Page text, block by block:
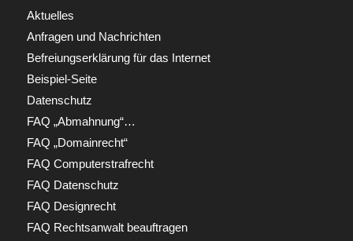
Aktuelles
Anfragen und Nachrichten
Befreiungserklärung für das Internet
Beispiel-Seite
Datenschutz
FAQ „Abmahnung“…
FAQ „Domainrecht“
FAQ Computerstrafrecht
FAQ Datenschutz
FAQ Designrecht
FAQ Rechtsanwalt beauftragen